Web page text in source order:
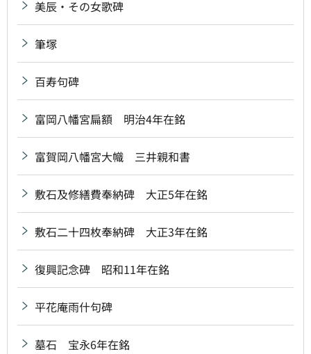
美辰・その女歌碑
筆塚
百寿句碑
富岡八幡宮扁額 明治4年在銘
富賀岡八幡宮大幟 三井親和書
敷石及修繕費奉納碑 大正5年在銘
敷石二十四枚奉納碑 大正3年在銘
復興記念碑 昭和11年在銘
平花庵雨什句碑
墓石 宝永6年在銘